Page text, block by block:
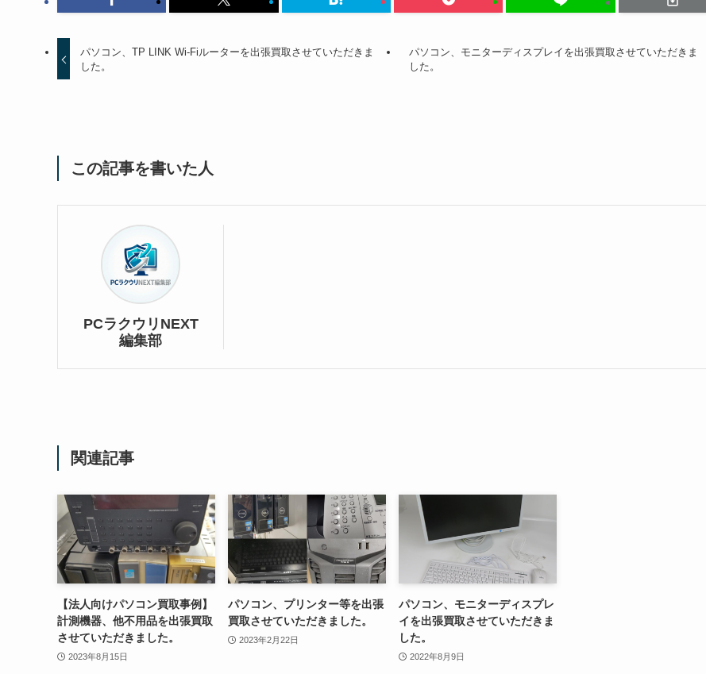
パソコン、TP LINK Wi-Fiルーターを出張買取させていただきま
した。
パソコン、モニターディスプレイを出張買取させていただきま
した。
この記事を書いた人
PCラクウリNEXT
編集部
関連記事
【法人向けパソコン買取事例】
計測機器、他不用品を出張買取
させていただきました。
2023年8月15日
パソコン、プリンター等を出張
買取させていただきました。
2023年2月22日
パソコン、モニターディスプレ
イを出張買取させていただきま
した。
2022年8月9日